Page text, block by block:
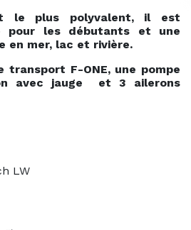
le plus polyvalent, il est
pour les débutants et une
en mer, lac et rivière.
transport F-ONE, une pompe
avec jauge et 3 ailerons
LW